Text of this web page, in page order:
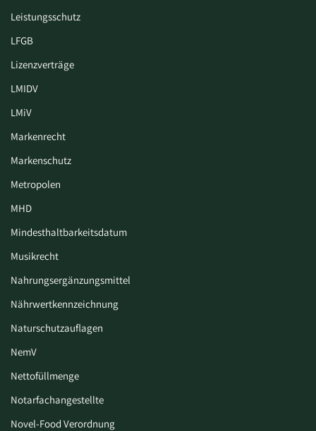
Leistungsschutz
LFGB
Lizenzverträge
LMIDV
LMiV
Markenrecht
Markenschutz
Metropolen
MHD
Mindesthaltbarkeitsdatum
Musikrecht
Nahrungsergänzungsmittel
Nährwertkennzeichnung
Naturschutzauflagen
NemV
Nettofüllmenge
Notarfachangestellte
Novel-Food Verordnung